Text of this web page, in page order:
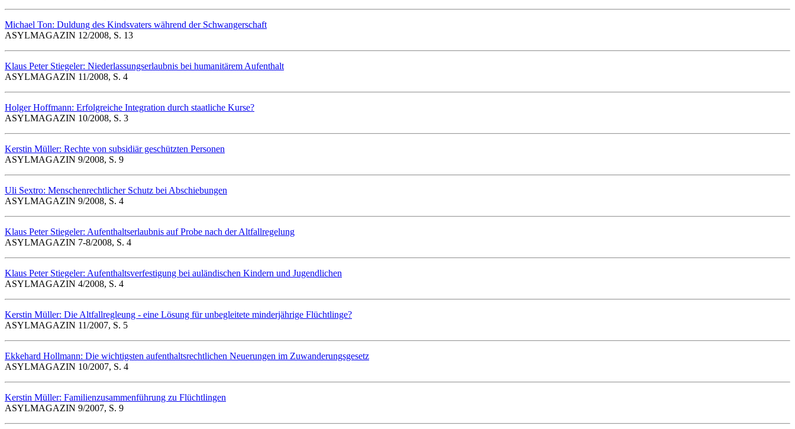
Michael Ton: Duldung des Kindsvaters während der Schwangerschaft
ASYLMAGAZIN 12/2008, S. 13
Klaus Peter Stiegeler: Niederlassungserlaubnis bei humanitärem Aufenthalt
ASYLMAGAZIN 11/2008, S. 4
Holger Hoffmann: Erfolgreiche Integration durch staatliche Kurse?
ASYLMAGAZIN 10/2008, S. 3
Kerstin Müller: Rechte von subsidiär geschützten Personen
ASYLMAGAZIN 9/2008, S. 9
Uli Sextro: Menschenrechtlicher Schutz bei Abschiebungen
ASYLMAGAZIN 9/2008, S. 4
Klaus Peter Stiegeler: Aufenthaltserlaubnis auf Probe nach der Altfallregelung
ASYLMAGAZIN 7-8/2008, S. 4
Klaus Peter Stiegeler: Aufenthaltsverfestigung bei auländischen Kindern und Jugendlichen
ASYLMAGAZIN 4/2008, S. 4
Kerstin Müller: Die Altfallregleung - eine Lösung für unbegleitete minderjährige Flüchtlinge?
ASYLMAGAZIN 11/2007, S. 5
Ekkehard Hollmann: Die wichtigsten aufenthaltsrechtlichen Neuerungen im Zuwanderungsgesetz
ASYLMAGAZIN 10/2007, S. 4
Kerstin Müller: Familienzusammenführung zu Flüchtlingen
ASYLMAGAZIN 9/2007, S. 9